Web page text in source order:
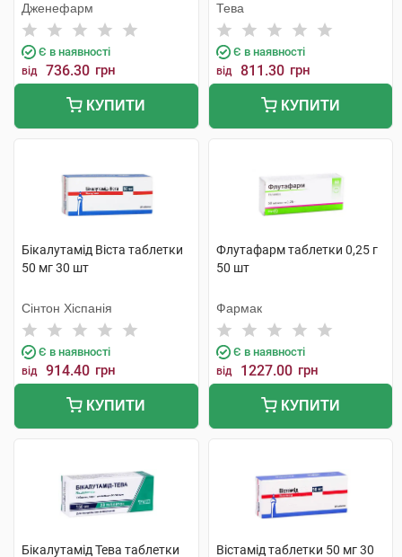
Дженефарм
Є в наявності
від 736.30 грн
КУПИТИ
Тева
Є в наявності
від 811.30 грн
КУПИТИ
Бікалутамід Віста таблетки
50 мг 30 шт
Сінтон Хіспанія
Є в наявності
від 914.40 грн
КУПИТИ
Флутафарм таблетки 0,25 г
50 шт
Фармак
Є в наявності
від 1227.00 грн
КУПИТИ
Бікалутамід Тева таблетки Вістамід таблетки 50 мг 30